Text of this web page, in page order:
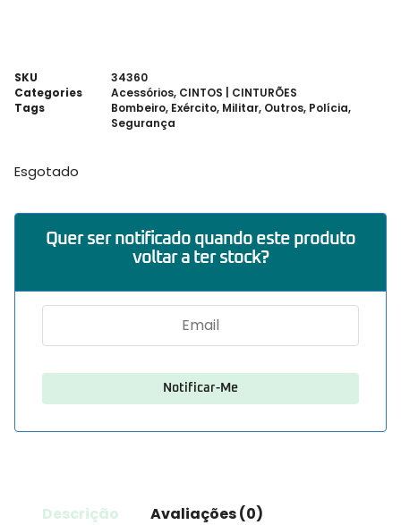
SKU
34360
Categories
Acessórios, CINTOS | CINTURÕES
Tags
Bombeiro, Exército, Militar, Outros, Polícia,
Segurança
Esgotado
Quer ser notificado quando este produto
voltar a ter stock?
Descrição Avaliações (0)